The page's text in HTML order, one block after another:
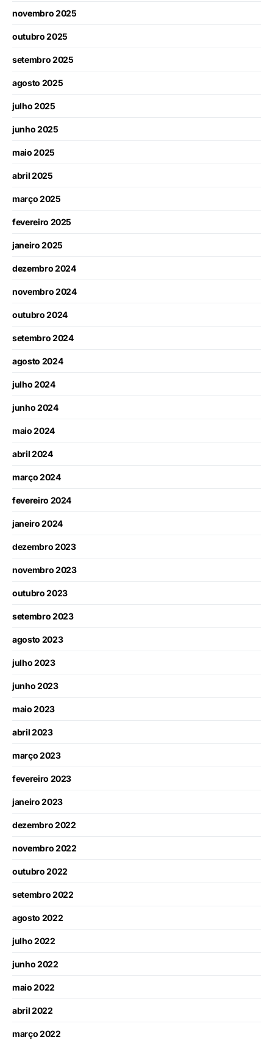
novembro 2025
outubro 2025
setembro 2025
agosto 2025
julho 2025
junho 2025
maio 2025
abril 2025
março 2025
fevereiro 2025
janeiro 2025
dezembro 2024
novembro 2024
outubro 2024
setembro 2024
agosto 2024
julho 2024
junho 2024
maio 2024
abril 2024
março 2024
fevereiro 2024
janeiro 2024
dezembro 2023
novembro 2023
outubro 2023
setembro 2023
agosto 2023
julho 2023
junho 2023
maio 2023
abril 2023
março 2023
fevereiro 2023
janeiro 2023
dezembro 2022
novembro 2022
outubro 2022
setembro 2022
agosto 2022
julho 2022
junho 2022
maio 2022
abril 2022
março 2022